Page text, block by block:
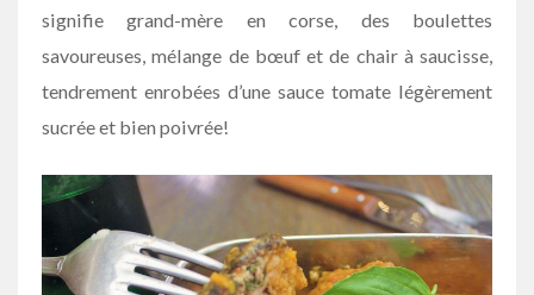
signifie grand-mère en corse, des boulettes
savoureuses, mélange de bœuf et de chair à saucisse,
tendrement enrobées d’une sauce tomate légèrement
sucrée et bien poivrée!